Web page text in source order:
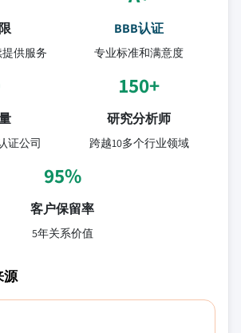
供服务
BBB认证
专业标准和满意度
证公司
150+
研究分析师
跨越10多个行业领域
95%
客户保留率
5年关系价值
源